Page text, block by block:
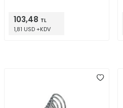
103,48 TL
1,81 USD +KDV